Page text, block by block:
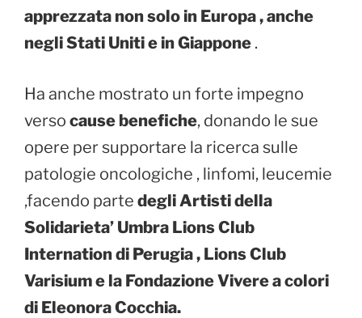
apprezzata non solo in Europa , anche
negli Stati Uniti e in Giappone .
Ha anche mostrato un forte impegno
verso cause benefiche, donando le sue
opere per supportare la ricerca sulle
patologie oncologiche , linfomi, leucemie
,facendo parte degli Artisti della
Solidarieta’ Umbra Lions Club
Internation di Perugia , Lions Club
Varisium e la Fondazione Vivere a colori
di Eleonora Cocchia.